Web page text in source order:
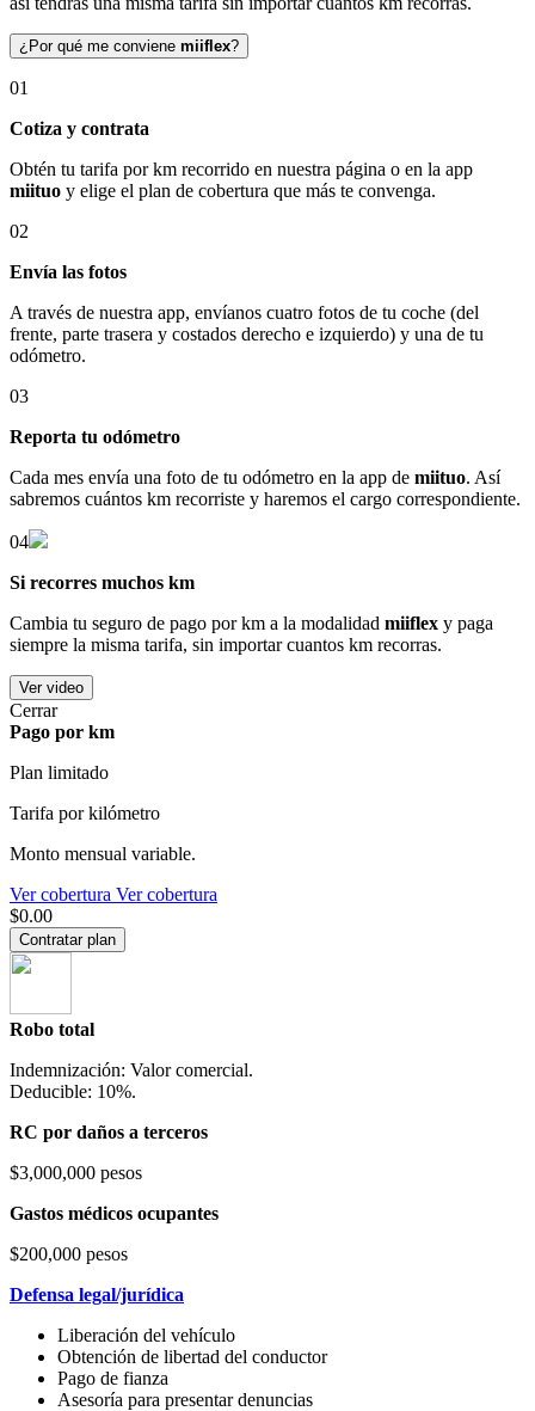
¿Por qué me conviene miiflex?
01
Cotiza y contrata
Obtén tu tarifa por km recorrido en nuestra página o en la app
miituo y elige el plan de cobertura que más te convenga.
02
Envía las fotos
A través de nuestra app, envíanos cuatro fotos de tu coche (del
frente, parte trasera y costados derecho e izquierdo) y una de tu
odómetro.
03
Reporta tu odómetro
Cada mes envía una foto de tu odómetro en la app de miituo. Así
sabremos cuántos km recorriste y haremos el cargo correspondiente.
04
Si recorres muchos km
Cambia tu seguro de pago por km a la modalidad miiflex y paga
siempre la misma tarifa, sin importar cuantos km recorras.
Ver video
Cerrar
Pago por km
Plan limitado
Tarifa por kilómetro
Monto mensual variable.
Ver cobertura Ver cobertura
$0.00
Contratar plan
Robo total
Indemnización: Valor comercial.
Deducible: 10%.
RC por daños a terceros
$3,000,000 pesos
Gastos médicos ocupantes
$200,000 pesos
Defensa legal/jurídica
Liberación del vehículo
Obtención de libertad del conductor
Pago de fianza
Asesoría para presentar denuncias